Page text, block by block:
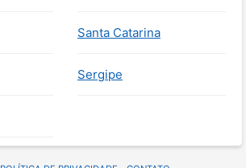
Santa Catarina
Sergipe